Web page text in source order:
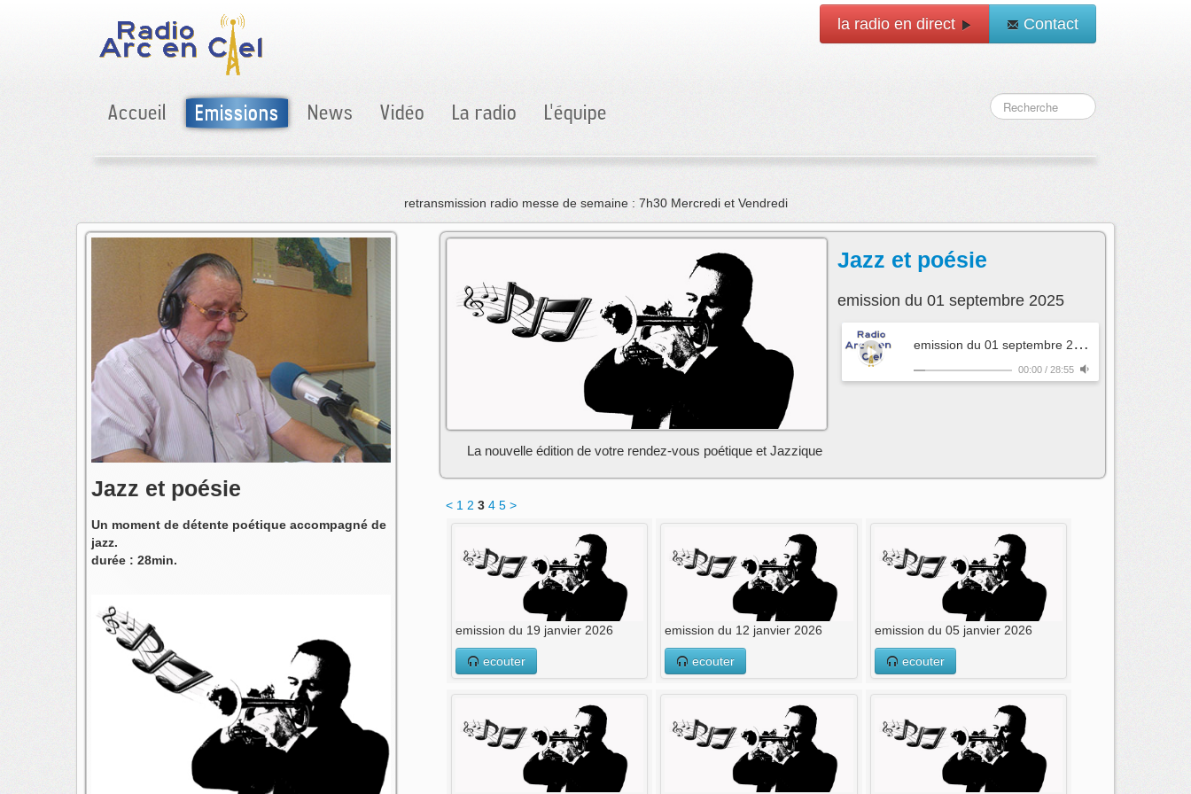
la radio en direct Contact
Accueil Emissions News Vidéo La radio L'équipe
retransmission radio messe de semaine : 7h30 Mercredi et Vendredi
Jazz et poésie
Un moment de détente poétique accompagné de
jazz.
durée : 28min.
Jazz et poésie
emission du 01 septembre 2025
e
mission du 01 septembre 2025
00:00/ 28:55
La nouvelle édition de votre rendez-vous poétique et Jazzique
< 1 2 3 4 5 >
emission du 19 janvier 2026
ecouter
emission du 12 janvier 2026
ecouter
emission du 05 janvier 2026
ecouter